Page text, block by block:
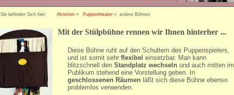
Sie befinden Sich hier: Aktionen » Puppentheater » andere Bühnen
Mit der Stülpbühne rennen wir Ihnen hinterher ...
Diese Bühne ruht auf den Schultern des Puppenspielers,
und ist somit sehr flexibel einsetzbar. Man kann
blitzschnell den Standplatz wechseln und auch mitten im
Publikum stehend eine Vorstellung geben. In
geschlossenen Räumen läßt sich diese Bühne ebenso
problemlos verwenden.